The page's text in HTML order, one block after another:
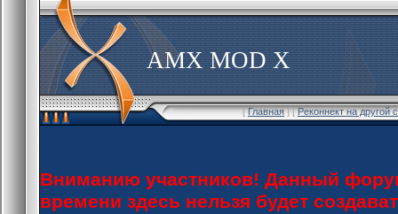
AMX MOD X
[Главная] [Реконнект на другой
Вниманию участников! Данный
времени здесь нельзя будет